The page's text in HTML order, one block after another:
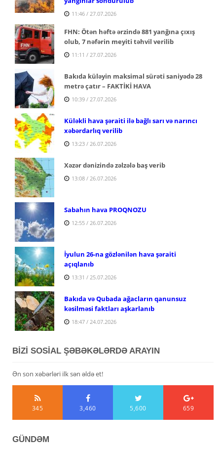
11:46 / 27.07.2026
FHN: Ötən həftə ərzində 881 yanğına çıxış
olub, 7 nəfərin meyiti təhvil verilib
11:11 / 27.07.2026
Bakıda küləyin maksimal sürəti saniyədə 28
metrə çatır – FAKTİKİ HAVA
10:39 / 27.07.2026
Küləkli hava şəraiti ilə bağlı sarı və narıncı
xəbərdarlıq verilib
13:23 / 26.07.2026
Xəzər dənizində zəlzələ baş verib
13:08 / 26.07.2026
Sabahın hava PROQNOZU
12:55 / 26.07.2026
İyulun 26-na gözlənilən hava şəraiti
açıqlanıb
13:31 / 25.07.2026
Bakıda və Qubada ağacların qanunsuz
kəsilməsi faktları aşkarlanıb
18:47 / 24.07.2026
BİZİ SOSİAL ŞƏBƏKƏLƏRDƏ ARAYIN
Ən son xəbərləri ilk sən əldə et!
345 3,460 5,600 659
GÜNDƏM